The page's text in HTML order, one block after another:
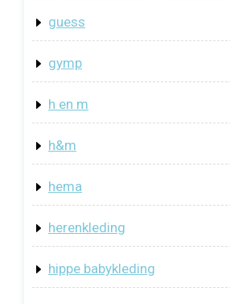
guess
gymp
h en m
h&m
hema
herenkleding
hippe babykleding